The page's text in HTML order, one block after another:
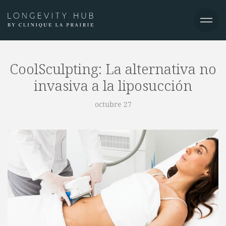
CoolSculpting: La alternativa no
invasiva a la liposucción
octubre 27